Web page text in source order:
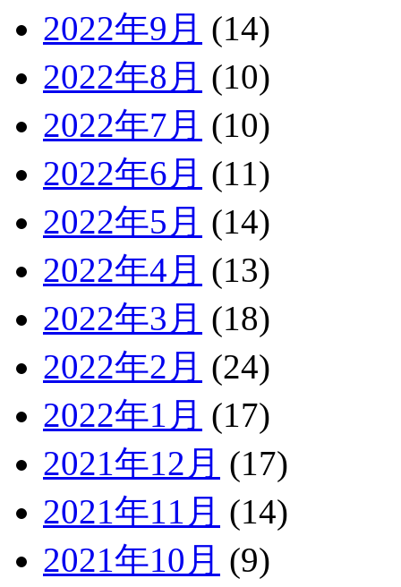
2022年9月 (14)
2022年8月 (10)
2022年7月 (10)
2022年6月 (11)
2022年5月 (14)
2022年4月 (13)
2022年3月 (18)
2022年2月 (24)
2022年1月 (17)
2021年12月 (17)
2021年11月 (14)
2021年10月 (9)